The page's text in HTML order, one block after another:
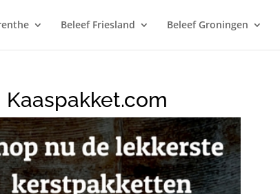
Beleef Friesland Beleef Groningen